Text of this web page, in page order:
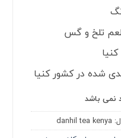
تلخ و گس
شده در کشور کنیا
نمی باشد
danhil tea kenya